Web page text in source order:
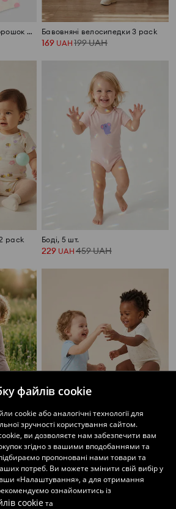
файлів cookie
cookie або аналогічні технології для
зручності користування сайтом.
ви дозволяєте нам забезпечити вам
згідно з вашими вподобаннями та
пропоновані нами товари та
потреб. Ви можете змінити свій вибір у
«Налаштування», а для отримання
ознайомитись із
cookieта
Бавовняний ромпер у горошок 2 pack Бавовняні велосипедки 3 pack
169 UAH 199UAH
pack Боді, 5 шт.
229 UAH 459UAH
Боді з бамбукового волокна 2 pack Бавовняне боді з принтом 2 pack
99 UAH229 UAH